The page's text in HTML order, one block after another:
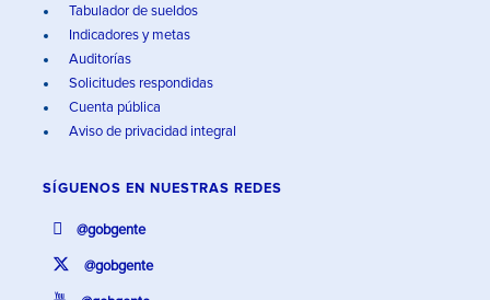
Tabulador de sueldos
Indicadores y metas
Auditorías
Solicitudes respondidas
Cuenta pública
Aviso de privacidad integral
SÍGUENOS EN NUESTRAS REDES
@gobgente
@gobgente